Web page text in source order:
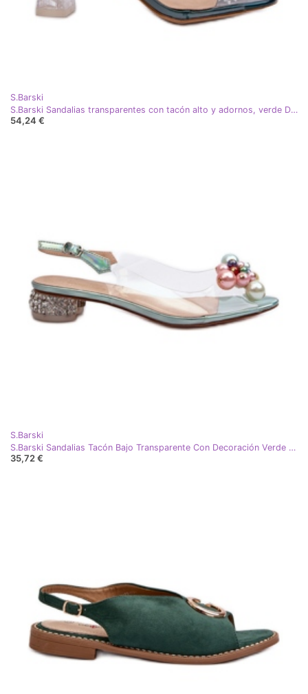
S.Barski
S.Barski Sandalias transparentes con tacón alto y adornos, verde D&amp;A MR38-D1
54,24 €
S.Barski
S.Barski Sandalias Tacón Bajo Transparente Con Decoración Verde D&amp;A MR38-368
35,72 €